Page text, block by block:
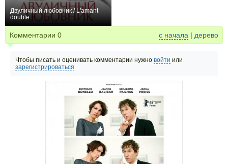
Двуличный любовник / L'amant
double
Комментарии 0 с начала | дерево
Чтобы писать и оценивать комментарии нужно войти или
зарегистрироваться